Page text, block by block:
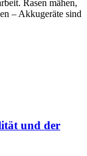
Rasen mähen,
– Akkugeräte sind
und der